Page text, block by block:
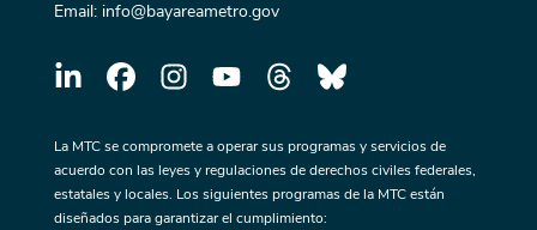
Email: info@bayareametro.gov
La MTC se compromete a operar sus programas y servicios de
acuerdo con las leyes y regulaciones de derechos civiles federales,
estatales y locales. Los siguientes programas de la MTC están
diseñados para garantizar el cumplimiento: